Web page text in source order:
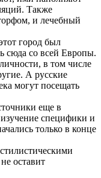
Также
и лечебный
город был
сюда со всей Европы.
в том числе
А русские
могут посещать
еще в
специфики и
только в конце
оставит